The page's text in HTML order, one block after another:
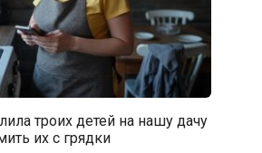
троих детей на нашу дачу
их с грядки